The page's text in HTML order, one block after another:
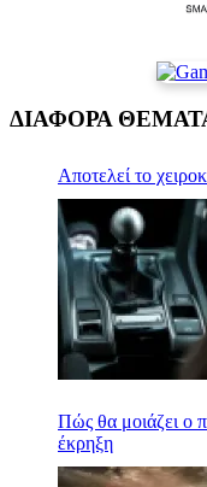
ΔΙΑΦΟΡΑ
Αποτελεί το
Πώς θα μοιάζει ο
έκρηξη